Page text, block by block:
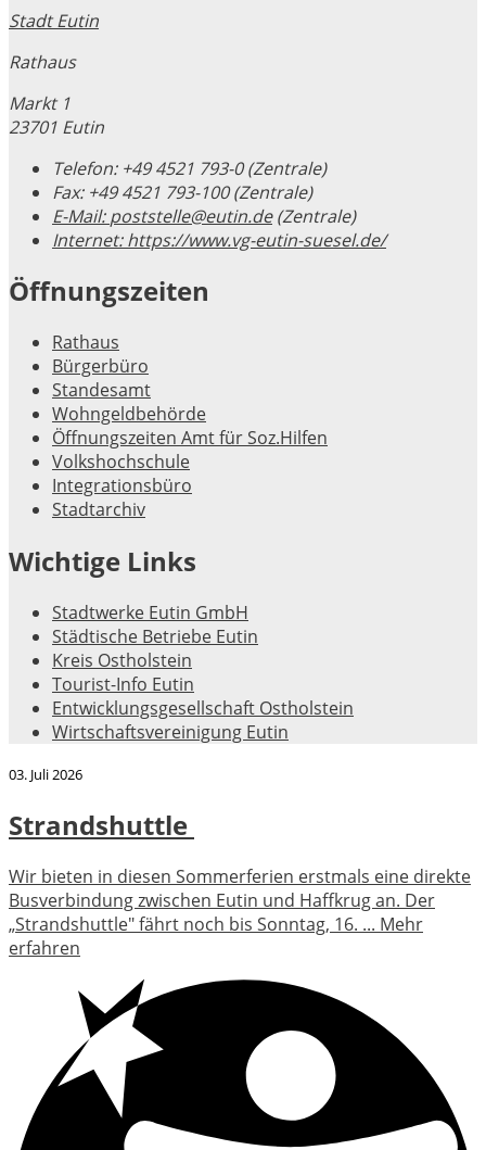
Stadt Eutin
Rathaus
Markt 1
23701 Eutin
Telefon: +49 4521 793-0 (Zentrale)
Fax: +49 4521 793-100 (Zentrale)
E-Mail:poststelle@eutin.de(Zentrale)
Internet:https://www.vg-eutin-suesel.de/
Öffnungszeiten
Rathaus
Bürgerbüro
Standesamt
Wohngeldbehörde
Öffnungszeiten Amt für Soz.Hilfen
Volkshochschule
Integrationsbüro
Stadtarchiv
Wichtige Links
Stadtwerke Eutin GmbH
Städtische Betriebe Eutin
Kreis Ostholstein
Tourist-Info Eutin
Entwicklungsgesellschaft Ostholstein
Wirtschaftsvereinigung Eutin
03. Juli 2026
Strandshuttle
Wir bieten in diesen Sommerferien erstmals eine direkte
Busverbindung zwischen Eutin und Haffkrug an. Der
„Strandshuttle" fährt noch bis Sonntag, 16. ... Mehr
erfahren